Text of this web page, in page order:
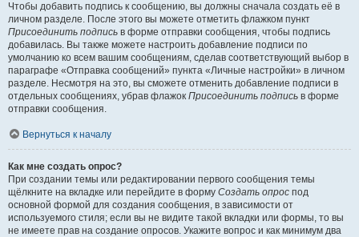
Чтобы добавить подпись к сообщению, вы должны сначала создать её в
личном разделе. После этого вы можете отметить флажком пункт
Присоединить подпись в форме отправки сообщения, чтобы подпись
добавилась. Вы также можете настроить добавление подписи по
умолчанию ко всем вашим сообщениям, сделав соответствующий выбор в
параграфе «Отправка сообщений» пункта «Личные настройки» в личном
разделе. Несмотря на это, вы сможете отменить добавление подписи в
отдельных сообщениях, убрав флажок Присоединить подпись в форме
отправки сообщения.
Вернуться к началу
Как мне создать опрос?
При создании темы или редактировании первого сообщения темы
щёлкните на вкладке или перейдите в форму Создать опрос под
основной формой для создания сообщения, в зависимости от
используемого стиля; если вы не видите такой вкладки или формы, то вы
не имеете прав на создание опросов. Укажите вопрос и как минимум два